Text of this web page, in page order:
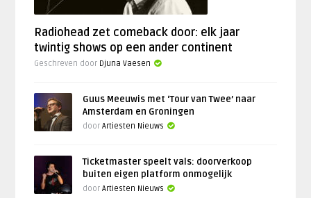
Radiohead zet comeback door: elk jaar
twintig shows op een ander continent
Geschreven door Djuna Vaesen
Guus Meeuwis met ‘Tour van Twee’ naar
Amsterdam en Groningen
doorArtiesten Nieuws
Ticketmaster speelt vals: doorverkoop
buiten eigen platform onmogelijk
doorArtiesten Nieuws